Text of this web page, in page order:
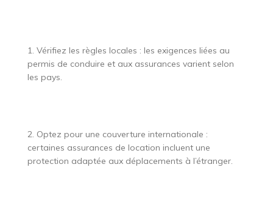
1. Vérifiez les règles locales : les exigences liées au
permis de conduire et aux assurances varient selon
les pays.
2. Optez pour une couverture internationale :
certaines assurances de location incluent une
protection adaptée aux déplacements à l’étranger.